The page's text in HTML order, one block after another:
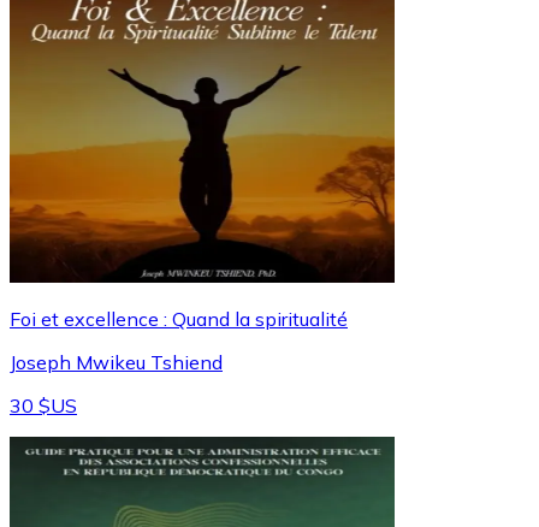
Foi et excellence : Quand la spiritualité
Joseph Mwikeu Tshiend
30 $US